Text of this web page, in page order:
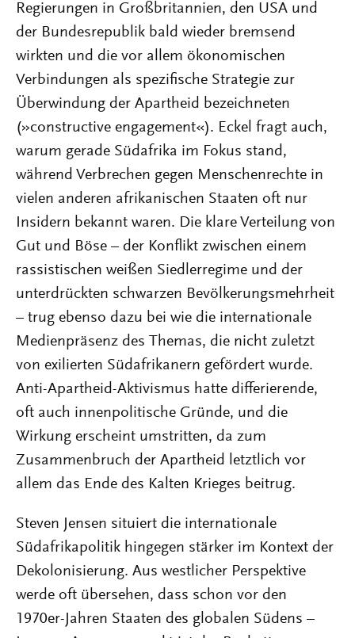
Regierungen in Großbritannien, den USA und
der Bundesrepublik bald wieder bremsend
wirkten und die vor allem ökonomischen
Verbindungen als spezifische Strategie zur
Überwindung der Apartheid bezeichneten
(»constructive engagement«). Eckel fragt auch,
warum gerade Südafrika im Fokus stand,
während Verbrechen gegen Menschenrechte in
vielen anderen afrikanischen Staaten oft nur
Insidern bekannt waren. Die klare Verteilung von
Gut und Böse – der Konflikt zwischen einem
rassistischen weißen Siedlerregime und der
unterdrückten schwarzen Bevölkerungsmehrheit
– trug ebenso dazu bei wie die internationale
Medienpräsenz des Themas, die nicht zuletzt
von exilierten Südafrikanern gefördert wurde.
Anti-Apartheid-Aktivismus hatte differierende,
oft auch innenpolitische Gründe, und die
Wirkung erscheint umstritten, da zum
Zusammenbruch der Apartheid letztlich vor
allem das Ende des Kalten Krieges beitrug.
Steven Jensen situiert die internationale
Südafrikapolitik hingegen stärker im Kontext der
Dekolonisierung. Aus westlicher Perspektive
werde oft übersehen, dass schon vor den
1970er-Jahren Staaten des globalen Südens –